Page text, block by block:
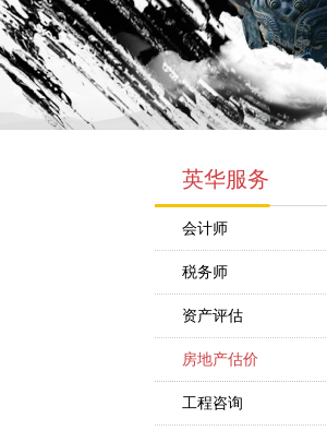
英华服务
会计师
税务师
资产评估
房地产估价
工程咨询